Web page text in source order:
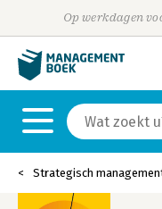
Op werkdagen
Strategisch